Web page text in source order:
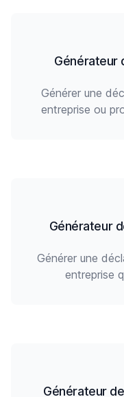
Générateur
Générer une
entreprise ou
Générateur
Générer une
entreprise
Générateur